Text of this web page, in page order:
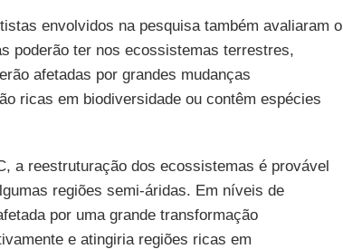
envolvidos na pesquisa também avaliaram o
poderão ter nos ecossistemas terrestres,
afetadas por grandes mudanças
ricas em biodiversidade ou contêm espécies
a reestruturação dos ecossistemas é provável
regiões semi-áridas. Em níveis de
por uma grande transformação
e atingiria regiões ricas em